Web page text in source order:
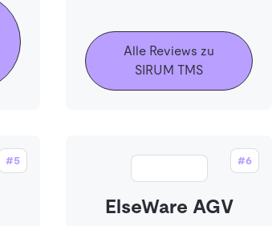
Alle Reviews zu
SIRUM TMS
#5 #6
ElseWare AGV